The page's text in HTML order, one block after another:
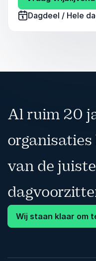
Dagdeel / Hele
Al ruim 20
van de
Wij staan klaar om